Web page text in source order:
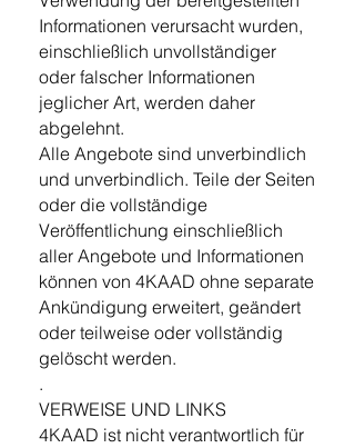
Informationen verursacht wurden,
einschließlich unvollständiger
oder falscher Informationen
jeglicher Art, werden daher
abgelehnt.
Alle Angebote sind unverbindlich
und unverbindlich. Teile der Seiten
oder die vollständige
Veröffentlichung einschließlich
aller Angebote und Informationen
können von 4KAAD ohne separate
Ankündigung erweitert, geändert
oder teilweise oder vollständig
gelöscht werden.
.
VERWEISE UND LINKS
4KAAD ist nicht verantwortlich für